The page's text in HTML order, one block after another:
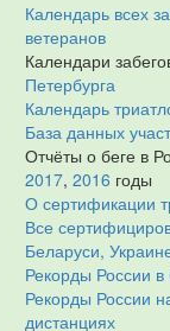
Календарь всех
ветеранов
Календари
Петербурга
Календарь
База данных
Отчёты о беге в
2017, 2016 годы
О сертификации
Все
Беларуси,
Рекорды России в
Рекорды России
дистанциях